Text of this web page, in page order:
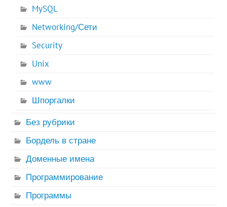
MySQL
Networking/Сети
Security
Unix
www
Шпоргалки
Без рубрики
Бордель в стране
Доменные имена
Программирование
Программы